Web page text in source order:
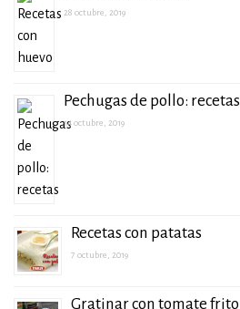
28 octubre, 2019
Pechugas de pollo: recetas
14 octubre, 2019
Recetas con patatas
7 octubre, 2019
Gratinar con tomate frito